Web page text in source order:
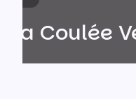
La Coulée